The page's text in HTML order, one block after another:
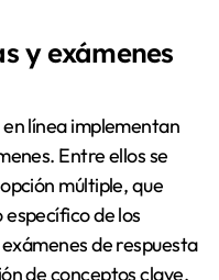
y exámenes
línea implementan
Entre ellos se
múltiple, que
de los
de respuesta
de conceptos clave.